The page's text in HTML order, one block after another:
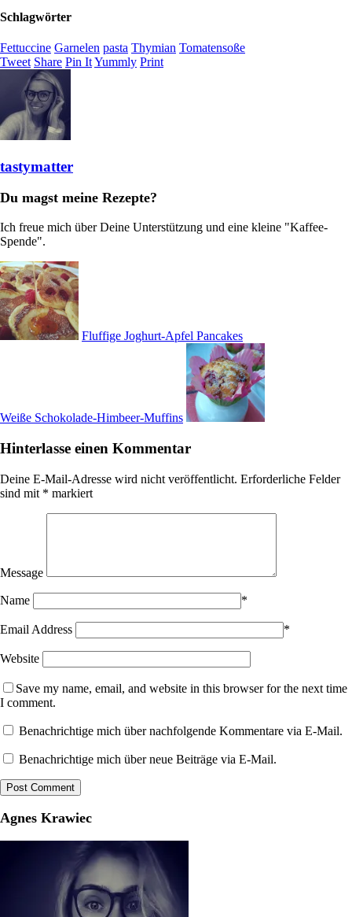
Schlagwörter
Fettuccine Garnelen pasta Thymian Tomatensoße
Tweet Share Pin ItYummly Print
tastymatter
Du magst meine Rezepte?
Ich freue mich über Deine Unterstützung und eine kleine "Kaffee-
Spende".
Fluffige Joghurt-Apfel Pancakes
Weiße Schokolade-Himbeer-Muffins
Hinterlasse einen Kommentar
Deine E-Mail-Adresse wird nicht veröffentlicht. Erforderliche Felder
sind mit * markiert
Message
Name *
Email Address *
Website
Save my name, email, and website in this browser for the next time
I comment.
Benachrichtige mich über nachfolgende Kommentare via E-Mail.
Benachrichtige mich über neue Beiträge via E-Mail.
Agnes Krawiec